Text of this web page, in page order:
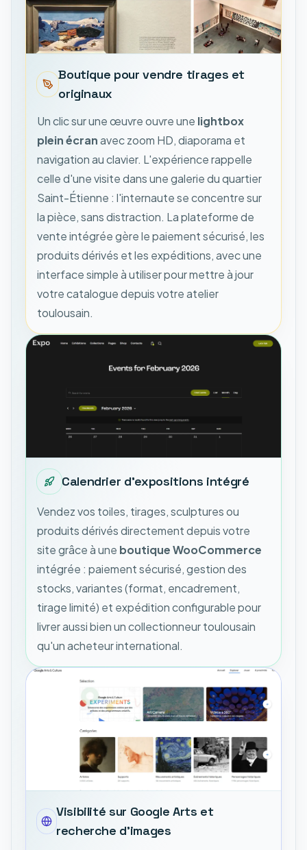
Boutique pour vendre tirages et
originaux
Un clic sur une œuvre ouvre une lightbox
plein écranavec zoom HD, diaporama et
navigation au clavier. L'expérience rappelle
celle d'une visite dans une galerie du quartier
Saint-Étienne : l'internaute se concentre sur
la pièce, sans distraction. La plateforme de
vente intégrée gère le paiement sécurisé, les
produits dérivés et les expéditions, avec une
interface simple à utiliser pour mettre à jour
votre catalogue depuis votre atelier
toulousain.
Calendrier d'expositions intégré
Vendez vos toiles, tirages, sculptures ou
produits dérivés directement depuis votre
site grâce à une boutique WooCommerce
intégrée : paiement sécurisé, gestion des
stocks, variantes (format, encadrement,
tirage limité) et expédition configurable pour
livrer aussi bien un collectionneur toulousain
qu'un acheteur international.
Visibilité sur Google Arts et
recherche d'images